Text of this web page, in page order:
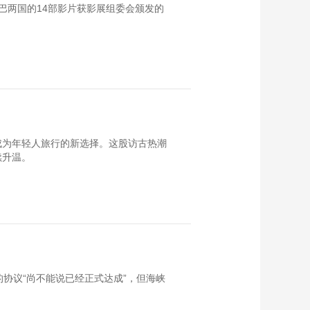
两国的14部影片获影展组委会颁发的
年轻人旅行的新选择。这股访古热潮
温。
议“尚不能说已经正式达成”，但海峡